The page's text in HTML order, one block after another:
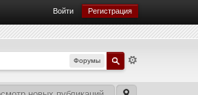
Войти Регистрация
Форумы